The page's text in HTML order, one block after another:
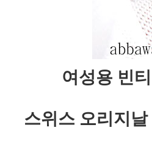
여성용 빈
스위스 오리지